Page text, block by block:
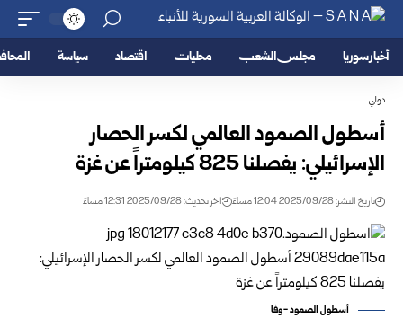
أخبار سوريا مجلس الشعب محليات اقتصاد سياسة
دولي
أسطول الصمود العالمي لكسر الحصار
الإسرائيلي: يفصلنا 825 كيلومتراً عن غزة
تاريخ النشر: 2025/09/28 12:04 مساءً اخر تحديث: 2025/09/28 12:31 مساءً
أسطول الصمود -وفا